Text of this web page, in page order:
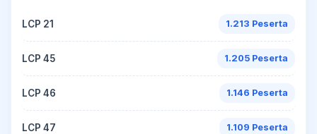
LCP 21 1.213 Peserta
LCP 45 1.205 Peserta
LCP 46 1.146 Peserta
LCP 47 1.109 Peserta